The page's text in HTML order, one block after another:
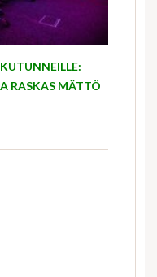
RASKAS MÄTTÖ